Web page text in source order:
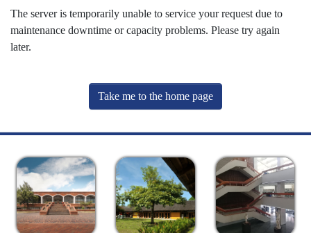
The server is temporarily unable to service your request due to
maintenance downtime or capacity problems. Please try again
later.
Take me to the home page